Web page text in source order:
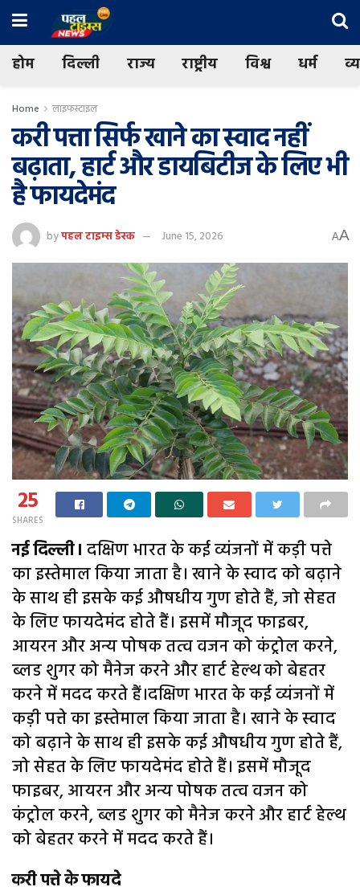
होम दिल्ली राज्य राष्ट्रीय विश्व धर्म
Home लाइफस्टाइल
करी पत्ता सिर्फ खाने का स्वाद नहीं
बढ़ाता, हार्ट और डायबिटीज के लिए भी
है फायदेमंद
byपहल टाइम्स डेस्क June 15, 2026 AA
25
SHARES
नई दिल्ली। दक्षिण भारत के कई व्यंजनों में कड़ी पत्ते
का इस्तेमाल किया जाता है। खाने के स्वाद को बढ़ाने
के साथ ही इसके कई औषधीय गुण होते हैं, जो सेहत
के लिए फायदेमंद होते हैं। इसमें मौजूद फाइबर,
आयरन और अन्य पोषक तत्व वजन को कंट्रोल करने,
ब्लड शुगर को मैनेज करने और हार्ट हेल्थ को बेहतर
करने में मदद करते हैं।दक्षिण भारत के कई व्यंजनों में
कड़ी पत्ते का इस्तेमाल किया जाता है। खाने के स्वाद
को बढ़ाने के साथ ही इसके कई औषधीय गुण होते हैं,
जो सेहत के लिए फायदेमंद होते हैं। इसमें मौजूद
फाइबर, आयरन और अन्य पोषक तत्व वजन को
कंट्रोल करने, ब्लड शुगर को मैनेज करने और हार्ट हेल्थ
को बेहतर करने में मदद करते हैं।
करी पत्ते के फायदे